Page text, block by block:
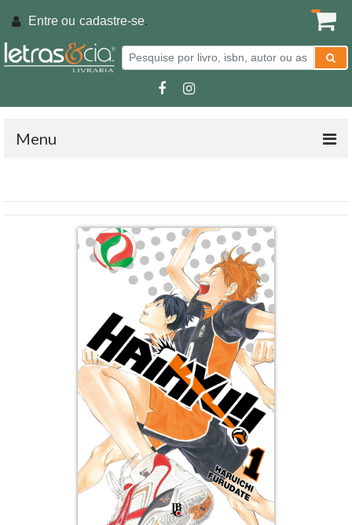
Entre ou cadastre-se.
Menu